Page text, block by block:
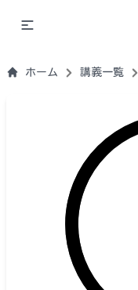
ホーム 講義一覧